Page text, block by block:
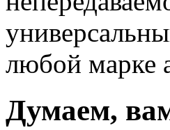
любой марке
Думаем,